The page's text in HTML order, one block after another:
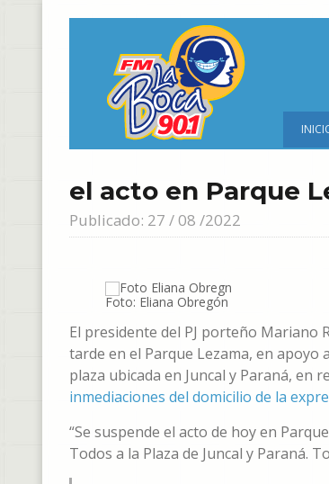
el acto en Parque
Publicado: 27 / 08 /2022
Foto: Eliana Obregón
El presidente del PJ porteño Mariano
tarde en el Parque Lezama, en apoyo
plaza ubicada en Juncal y Paraná, en
inmediaciones del domicilio de la
“Se suspende el acto de hoy en
Todos a la Plaza de Juncal y Paraná.